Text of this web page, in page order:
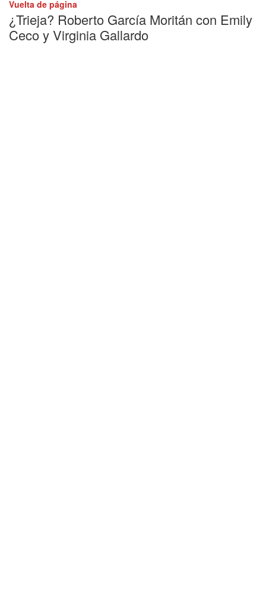
Vuelta de página
¿Trieja? Roberto García Moritán con Emily
Ceco y Virginia Gallardo